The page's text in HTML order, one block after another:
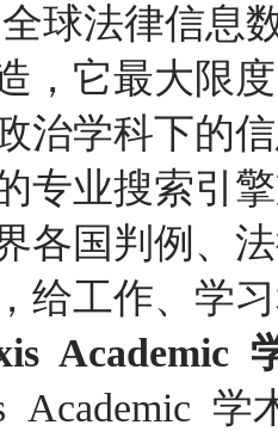
全球法律信息
，它最大限
治学科下的
专业搜索引
各国判例、
给工作、学
Academic
Academic 学